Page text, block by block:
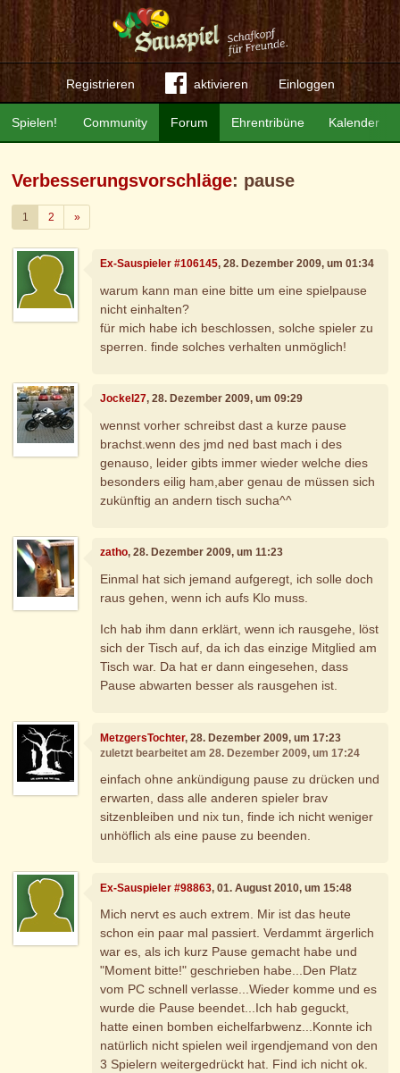
Registrieren aktivieren Einloggen
Community Forum Ehrentribüne Kalender
Spielen!
Verbesserungsvorschläge: pause
1 2 »Weiter
Ex-Sauspieler #106145, 28. Dezember 2009, um 01:34
warum kann man eine bitte um eine spielpause
nicht einhalten?
für mich habe ich beschlossen, solche spieler zu
sperren. finde solches verhalten unmöglich!
Jockel27, 28. Dezember 2009, um 09:29
wennst vorher schreibst dast a kurze pause
brachst.wenn des jmd ned bast mach i des
genauso, leider gibts immer wieder welche dies
besonders eilig ham,aber genau de müssen sich
zukünftig an andern tisch sucha^^
zatho, 28. Dezember 2009, um 11:23
Einmal hat sich jemand aufgeregt, ich solle doch
raus gehen, wenn ich aufs Klo muss.
Ich hab ihm dann erklärt, wenn ich rausgehe, löst
sich der Tisch auf, da ich das einzige Mitglied am
Tisch war. Da hat er dann eingesehen, dass
Pause abwarten besser als rausgehen ist.
MetzgersTochter, 28. Dezember 2009, um 17:23
zuletzt bearbeitet am 28. Dezember 2009, um 17:24
einfach ohne ankündigung pause zu drücken und
erwarten, dass alle anderen spieler brav
sitzenbleiben und nix tun, finde ich nicht weniger
unhöflich als eine pause zu beenden.
Ex-Sauspieler #98863, 01. August 2010, um 15:48
Mich nervt es auch extrem. Mir ist das heute
schon ein paar mal passiert. Verdammt ärgerlich
war es, als ich kurz Pause gemacht habe und
"Moment bitte!" geschrieben habe...Den Platz
vom PC schnell verlasse...Wieder komme und es
wurde die Pause beendet...Ich hab geguckt,
hatte einen bomben eichelfarbwenz...Konnte ich
natürlich nicht spielen weil irgendjemand von den
3 Spielern weitergedrückt hat. Find ich nicht ok.